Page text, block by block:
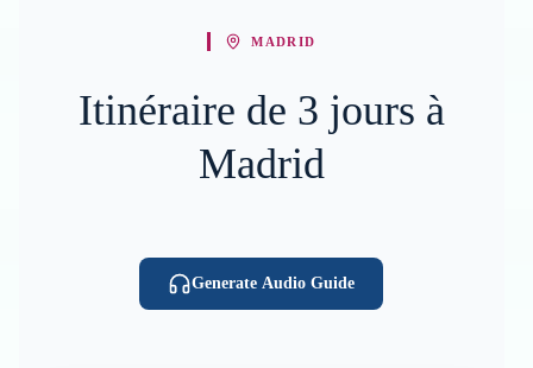
MADRID
Itinéraire de 3 jours à
Madrid
Generate Audio Guide